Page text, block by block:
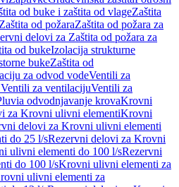
od buke i zaštita od vlageZaštita
od požaraZaštita od požara za
delovi za Zaštita od požara za
od bukeIzolacija strukturne
bukeZaštita od
za odvod vodeVentili za
za ventilacijuVentili za
odvodnjavanje krovaKrovni
za Krovni ulivni elementiKrovni
delovi za Krovni ulivni elementi
do 25 l/sRezervni delovi za Krovni
ulivni elementi do 100 l/sRezervni
do 100 l/sKrovni ulivni elementi za
ulivni elementi za